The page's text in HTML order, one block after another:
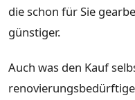
die schon für Sie
günstiger.
Auch was den Kauf